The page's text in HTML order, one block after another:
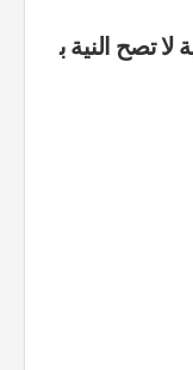
لا تصح النية ب